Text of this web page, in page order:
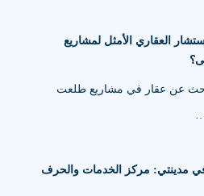
العقاري الأمثل لمشاريع
عن عقار في مشاريع طلعت
مدينتي: مركز الخدمات والحرف